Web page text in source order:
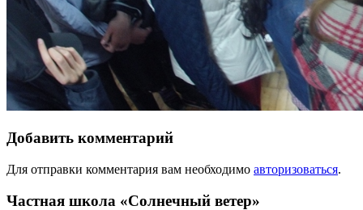
Добавить комментарий
Для отправки комментария вам необходимо авторизоваться.
Частная школа «Солнечный ветер»